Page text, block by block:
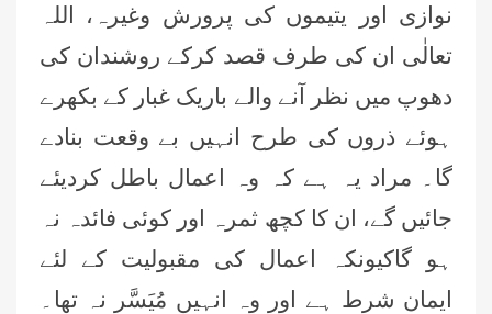
نوازی اور یتیموں کی پرورش وغیرہ، اللہ
‏تعالٰی ان کی طرف قصد کرکے روشندان کی
دھوپ میں نظر آنے والے باریک غبار کے بکھرے
ہوئے ذروں کی طرح انہیں بے وقعت بنادے
گا۔ مراد یہ ہے ‏کہ وہ اعمال باطل کردیئے
جائیں گے، ان کا کچھ ثمرہ اور کوئی فائدہ نہ
ہو گاکیونکہ اعمال کی مقبولیت کے لئے
ایمان شرط ہے اور وہ انہیں مُیَسَّر نہ تھا۔